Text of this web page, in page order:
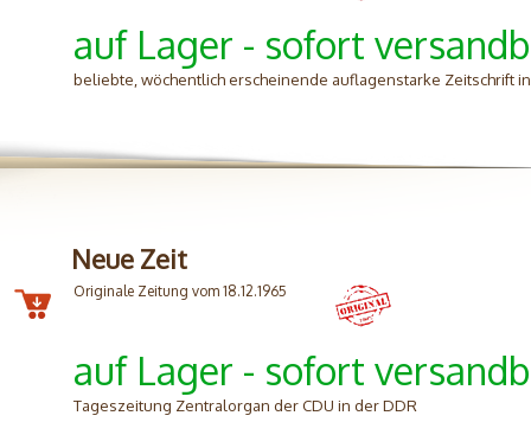
auf Lager - sofort
beliebte, wöchentlich erscheinende auflagenstarke Zeitschrift
Neue Zeit
Originale Zeitung vom 18.12.1965
auf Lager - sofort
Tageszeitung Zentralorgan der CDU in der DDR